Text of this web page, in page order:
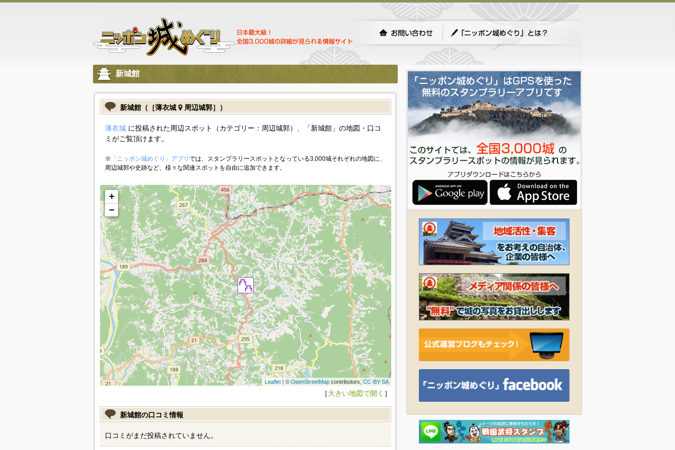
新城館
新城館（［薄衣城 周辺城郭］）
薄衣城に投稿された周辺スポット（カテゴリー：周辺城郭）、「新城館」の地図・口コ
ミがご覧頂けます。
※ 「ニッポン城めぐり」アプリ では、スタンプラリースポットとなっている3,000城それぞれの地図に、
周辺城郭や史跡など、様々な関連スポットを自由に追加できます。
+
−
Leaflet| © OpenStreetMapcontributors, CC-BY-SA
［大きい地図で開く ］
新城館の口コミ情報
口コミがまだ投稿されていません。